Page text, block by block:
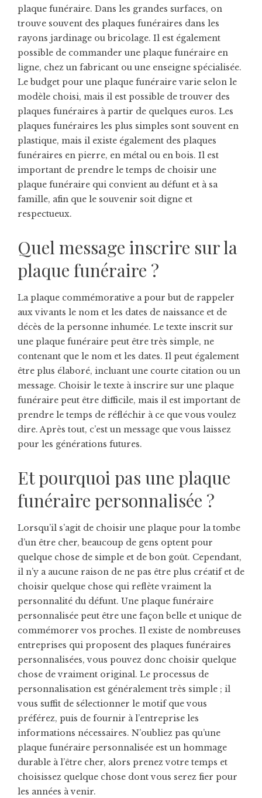
plaque funéraire. Dans les grandes surfaces, on
trouve souvent des plaques funéraires dans les
rayons jardinage ou bricolage. Il est également
possible de commander une plaque funéraire en
ligne, chez un fabricant ou une enseigne spécialisée.
Le budget pour une plaque funéraire varie selon le
modèle choisi, mais il est possible de trouver des
plaques funéraires à partir de quelques euros. Les
plaques funéraires les plus simples sont souvent en
plastique, mais il existe également des plaques
funéraires en pierre, en métal ou en bois. Il est
important de prendre le temps de choisir une
plaque funéraire qui convient au défunt et à sa
famille, afin que le souvenir soit digne et
respectueux.
Quel message inscrire sur la
plaque funéraire ?
La plaque commémorative a pour but de rappeler
aux vivants le nom et les dates de naissance et de
décès de la personne inhumée. Le texte inscrit sur
une plaque funéraire peut être très simple, ne
contenant que le nom et les dates. Il peut également
être plus élaboré, incluant une courte citation ou un
message. Choisir le texte à inscrire sur une plaque
funéraire peut être difficile, mais il est important de
prendre le temps de réfléchir à ce que vous voulez
dire. Après tout, c’est un message que vous laissez
pour les générations futures.
Et pourquoi pas une plaque
funéraire personnalisée ?
Lorsqu’il s’agit de choisir une plaque pour la tombe
d’un être cher, beaucoup de gens optent pour
quelque chose de simple et de bon goût. Cependant,
il n’y a aucune raison de ne pas être plus créatif et de
choisir quelque chose qui reflète vraiment la
personnalité du défunt. Une plaque funéraire
personnalisée peut être une façon belle et unique de
commémorer vos proches. Il existe de nombreuses
entreprises qui proposent des plaques funéraires
personnalisées, vous pouvez donc choisir quelque
chose de vraiment original. Le processus de
personnalisation est généralement très simple ; il
vous suffit de sélectionner le motif que vous
préférez, puis de fournir à l’entreprise les
informations nécessaires. N’oubliez pas qu’une
plaque funéraire personnalisée est un hommage
durable à l’être cher, alors prenez votre temps et
choisissez quelque chose dont vous serez fier pour
les années à venir.